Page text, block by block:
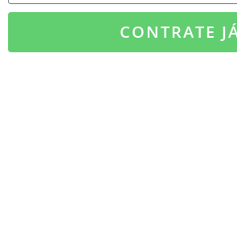
CONTRATE